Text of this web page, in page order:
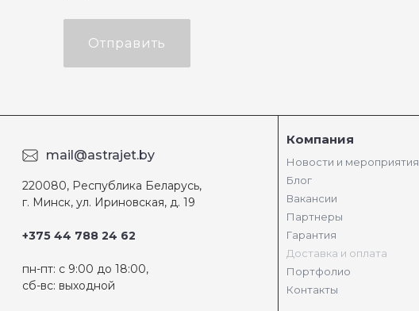
Отправить
mail@astrajet.by
220080, Республика Беларусь,
г. Минск, ул. Ириновская, д. 19
+375 44 788 24 62
пн-пт: с 9:00 до 18:00,
сб-вс: выходной
Компания
Новости и мероприятия
Блог
Вакансии
Партнеры
Гарантия
Доставка и оплата
Портфолио
Контакты